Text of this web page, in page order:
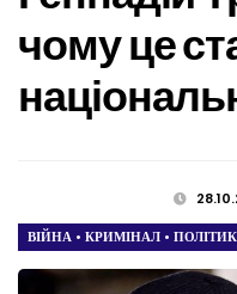
чому це
ВІЙНА • КРИМІНАЛ •